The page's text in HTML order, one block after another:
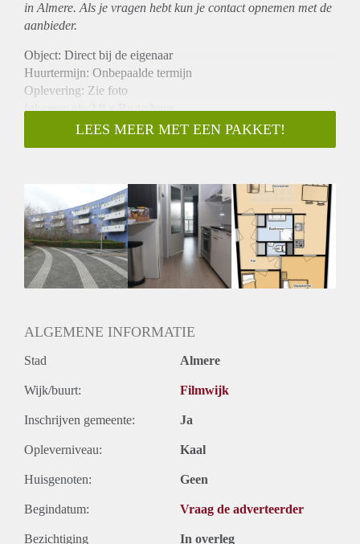
in Almere. Als je vragen hebt kun je contact opnemen met de
aanbieder.
Object: Direct bij de eigenaar
Huurtermijn: Onbepaalde termijn
Oplevering: Zie foto
Inkomen eis:2,9 x Bruto huur
Garantiestelling mogelijk: Ja
Borg: 1 Maand
Huisdieren toegestaan: Afhankelijk van de Eigenaar
Huurtoeslag grens: Nee
Geschikt voor studenten: Afhankelijk van de Eigenaar
LEES MEER MET EEN PAKKET!
ALGEMENE INFORMATIE
Stad Almere
Wijk/buurt: Filmwijk
Inschrijven gemeente: Ja
Opleverniveau: Kaal
Huisgenoten: Geen
Begindatum: Vraag de adverteerder
Bezichtiging In overleg